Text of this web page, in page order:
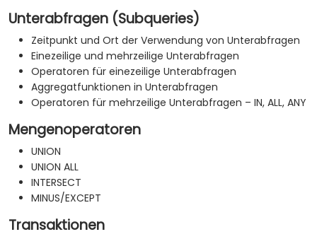
Unterabfragen (Subqueries)
Zeitpunkt und Ort der Verwendung von Unterabfragen
Einezeilige und mehrzeilige Unterabfragen
Operatoren für einezeilige Unterabfragen
Aggregatfunktionen in Unterabfragen
Operatoren für mehrzeilige Unterabfragen – IN, ALL, ANY
Mengenoperatoren
UNION
UNION ALL
INTERSECT
MINUS/EXCEPT
Transaktionen